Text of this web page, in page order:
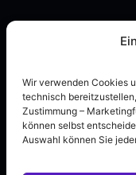
Wir verwenden Cookies
technisch
Zustimmung –
können selbst
Auswahl können Sie
Datenschutz